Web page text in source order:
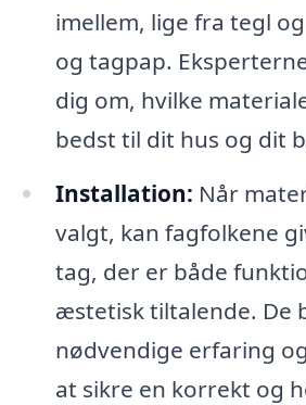
imellem, lige fra tegl
og tagpap.
dig om, hvilke
bedst til dit hus og dit
Installation: Når
valgt, kan fagfolkene
tag, der er både
æstetisk tiltalende. De
nødvendige erfaring
at sikre en korrekt og